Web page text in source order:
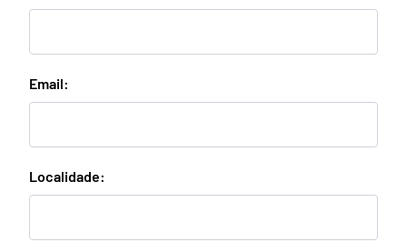
Email:
Localidade: